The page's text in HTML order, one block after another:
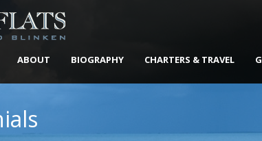
ABOUT BIOGRAPHY CHARTERS & TRAVEL